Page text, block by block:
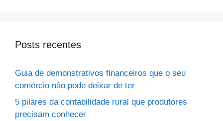
Posts recentes
Guia de demonstrativos financeiros que o seu
comércio não pode deixar de ter
5 pilares da contabilidade rural que produtores
precisam conhecer